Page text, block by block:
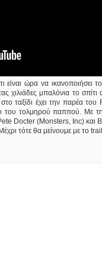
ώρα να ικανοποιήσει
χιλιάδες μπαλόνια το
ταξίδι έχει την παρέα του
του τολμηρού παππού. Με
Docter (Monsters, Inc) και
τότε θα μείνουμε με το